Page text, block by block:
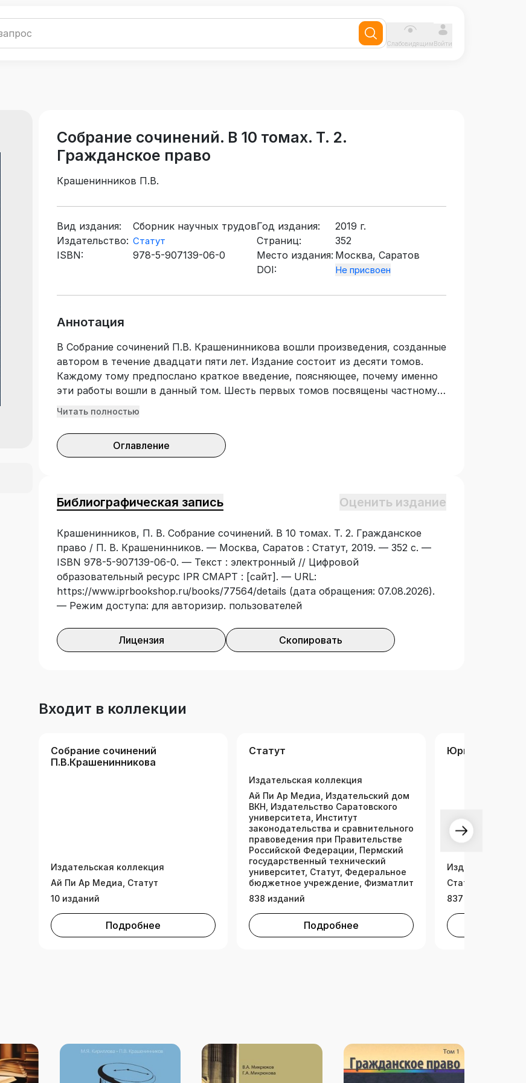
СлабовидящимВойти
Собрание сочинений. В 10 томах. Т. 2.
Гражданское право
Крашенинников П.В.
Вид издания:
Сборник научных трудов
Издательство: Статут
ISBN: 978-5-907139-06-0
Год издания:
2019 г.
Страниц:
352
Место издания: Москва, Саратов
DOI:
Не присвоен
Аннотация
В Собрание сочинений П.В. Крашенинникова вошли произведения, созданные
автором в течение двадцати пяти лет. Издание состоит из десяти томов.
Каждому тому предпослано краткое введение, поясняющее, почему именно
эти работы вошли в данный том. Шесть первых томов посвящены частному
праву, из них три – гражданскому праву, два – жилищному и один –
законотворческой процесс и судопроизводство. Два тома отводятся
историко-правовым очеркам. В завершающий том включены диалоги и
Читать полностью
Оглавление
Библиографическая запись Оценить издание
Крашенинников, П. В. Собрание сочинений. В 10 томах. Т. 2. Гражданское
право / П. В. Крашенинников. — Москва, Саратов : Статут, 2019. — 352 с. —
ISBN 978-5-907139-06-0. — Текст : электронный // Цифровой
образовательный ресурс IPR СМАРТ : [сайт]. — URL:
https://www.iprbookshop.ru/books/77564/details (дата обращения: 07.08.2026).
— Режим доступа: для авторизир. пользователей
Лицензия Скопировать
Входит в коллекции
Собрание сочинений
П.В.Крашенинникова
Издательская коллекция
Ай Пи Ар Медиа, Статут
10 изданий
Подробнее
Статут
Издательская коллекция
Ай Пи Ар Медиа, Издательский дом
ВКН, Издательство Саратовского
университета, Институт
законодательства и сравнительного
правоведения при Правительстве
Российской Федерации, Пермский
государственный технический
университет, Статут, Федеральное
бюджетное учреждение, Физматлит
838 изданий
Подробнее
Издательская
Статут
837 изданий